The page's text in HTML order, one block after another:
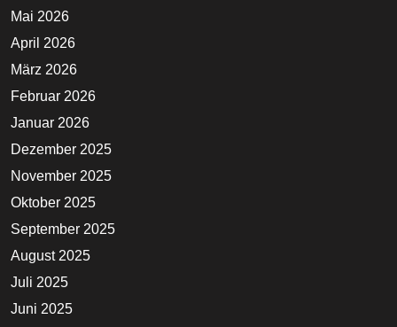
Mai 2026
April 2026
März 2026
Februar 2026
Januar 2026
Dezember 2025
November 2025
Oktober 2025
September 2025
August 2025
Juli 2025
Juni 2025